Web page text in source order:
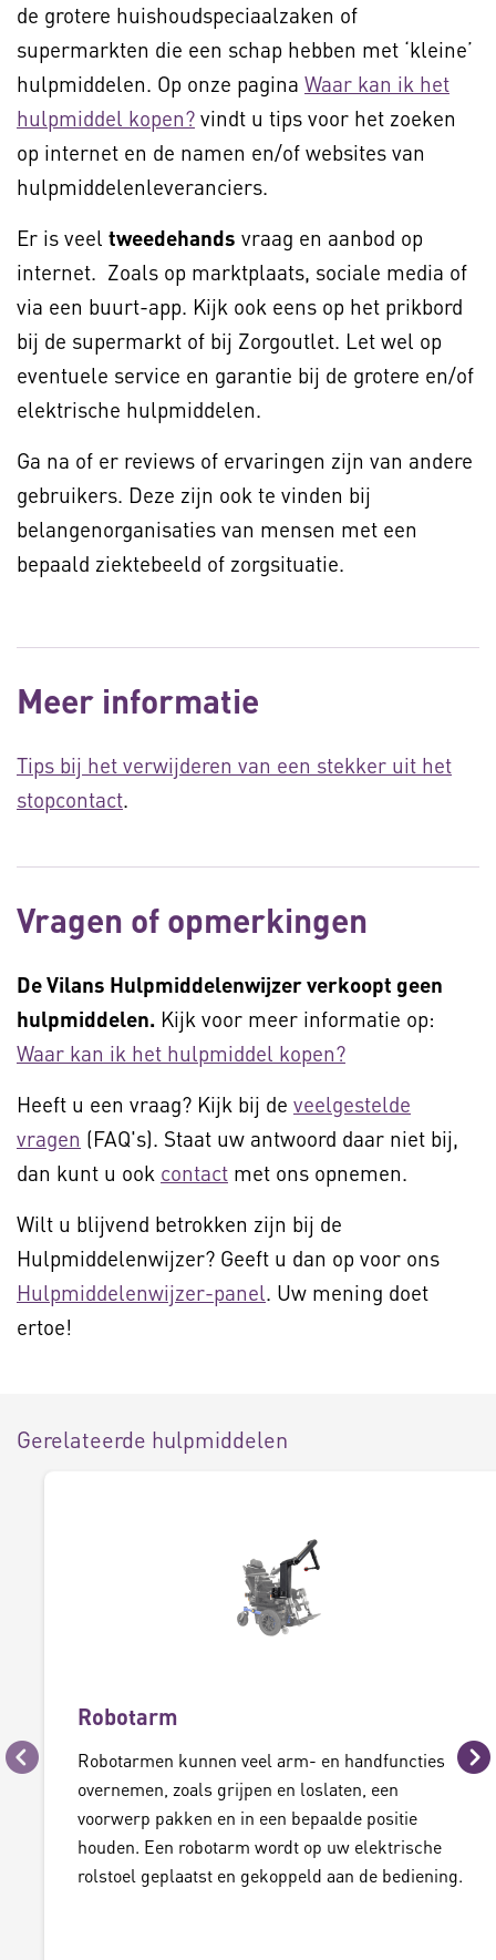
de grotere huishoudspeciaalzaken of
supermarkten die een schap hebben met ‘kleine’
hulpmiddelen. Op onze pagina Waar kan ik het
hulpmiddel kopen? vindt u tips voor het zoeken
op internet en de namen en/of websites van
hulpmiddelenleveranciers.
Er is veel tweedehands vraag en aanbod op
internet. Zoals op marktplaats, sociale media of
via een buurt-app. Kijk ook eens op het prikbord
bij de supermarkt of bij Zorgoutlet. Let wel op
eventuele service en garantie bij de grotere en/of
elektrische hulpmiddelen.
Ga na of er reviews of ervaringen zijn van andere
gebruikers. Deze zijn ook te vinden bij
belangenorganisaties van mensen met een
bepaald ziektebeeld of zorgsituatie.
Meer informatie
Tips bij het verwijderen van een stekker uit het
stopcontact.
Vragen of opmerkingen
De Vilans Hulpmiddelenwijzer verkoopt geen
hulpmiddelen. Kijk voor meer informatie op:
Waar kan ik het hulpmiddel kopen?
Heeft u een vraag? Kijk bij de veelgestelde
vragen (FAQ's). Staat uw antwoord daar niet bij,
dan kunt u ook contact met ons opnemen.
Wilt u blijvend betrokken zijn bij de
Hulpmiddelenwijzer? Geeft u dan op voor ons
Hulpmiddelenwijzer-panel. Uw mening doet
ertoe!
Gerelateerde hulpmiddelen
Vorige
Robotarm
Robotarmen kunnen veel arm- en handfuncties
overnemen, zoals grijpen en loslaten, een
voorwerp pakken en in een bepaalde positie
houden. Een robotarm wordt op uw elektrische
rolstoel geplaatst en gekoppeld aan de bediening.